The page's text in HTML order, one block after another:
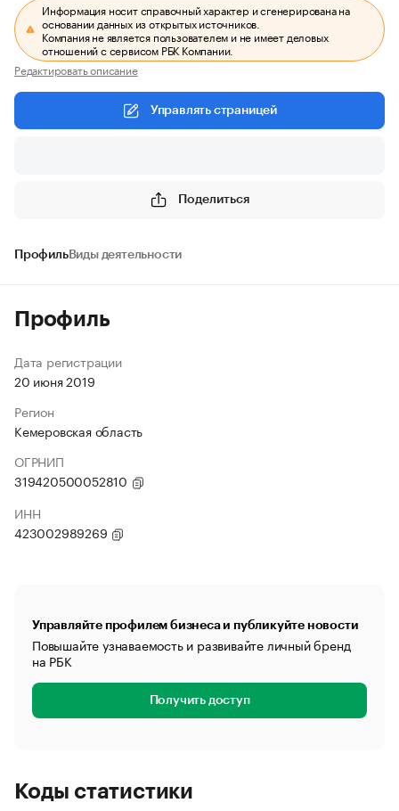
Информация носит справочный характер и сгенерирована на
основании данных из открытых источников.
Компания не является пользователем и не имеет деловых
отношений с сервисом РБК Компании.
Редактировать описание
Управлять страницей
Поделиться
ПрофильВиды деятельности
Профиль
Дата регистрации
20 июня 2019
Регион
Кемеровская область
ОГРНИП
319420500052810
ИНН
423002989269
Управляйте профилем бизнеса и публикуйте новости
Повышайте узнаваемость и развивайте личный бренд
на РБК
Получить доступ
Коды статистики